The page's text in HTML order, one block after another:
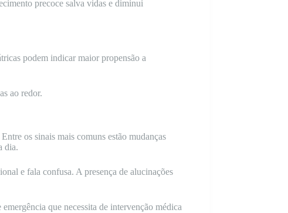
precoce salva vidas e diminui
podem indicar maior propensão a
ao redor.
os sinais mais comuns estão mudanças
dia.
e fala confusa. A presença de alucinações
que necessita de intervenção médica